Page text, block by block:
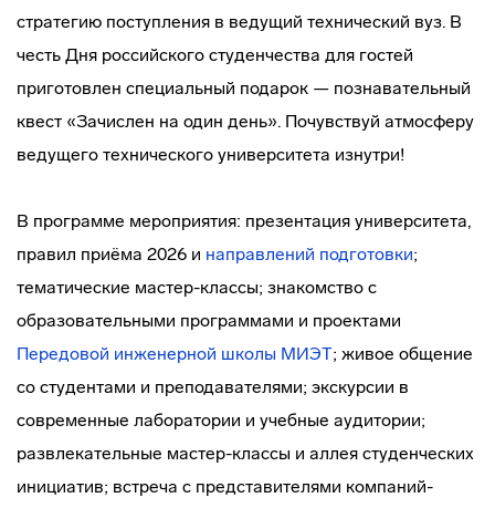
стратегию поступления в ведущий технический вуз. В
честь Дня российского студенчества для гостей
приготовлен специальный подарок — познавательный
квест «Зачислен на один день». Почувствуй атмосферу
ведущего технического университета изнутри!
В программе мероприятия: презентация университета,
правил приёма 2026 и направлений подготовки;
тематические мастер-классы; знакомство с
образовательными программами и проектами
Передовой инженерной школы МИЭТ; живое общение
со студентами и преподавателями; экскурсии в
современные лаборатории и учебные аудитории;
развлекательные мастер-классы и аллея студенческих
инициатив; встреча с представителями компаний-